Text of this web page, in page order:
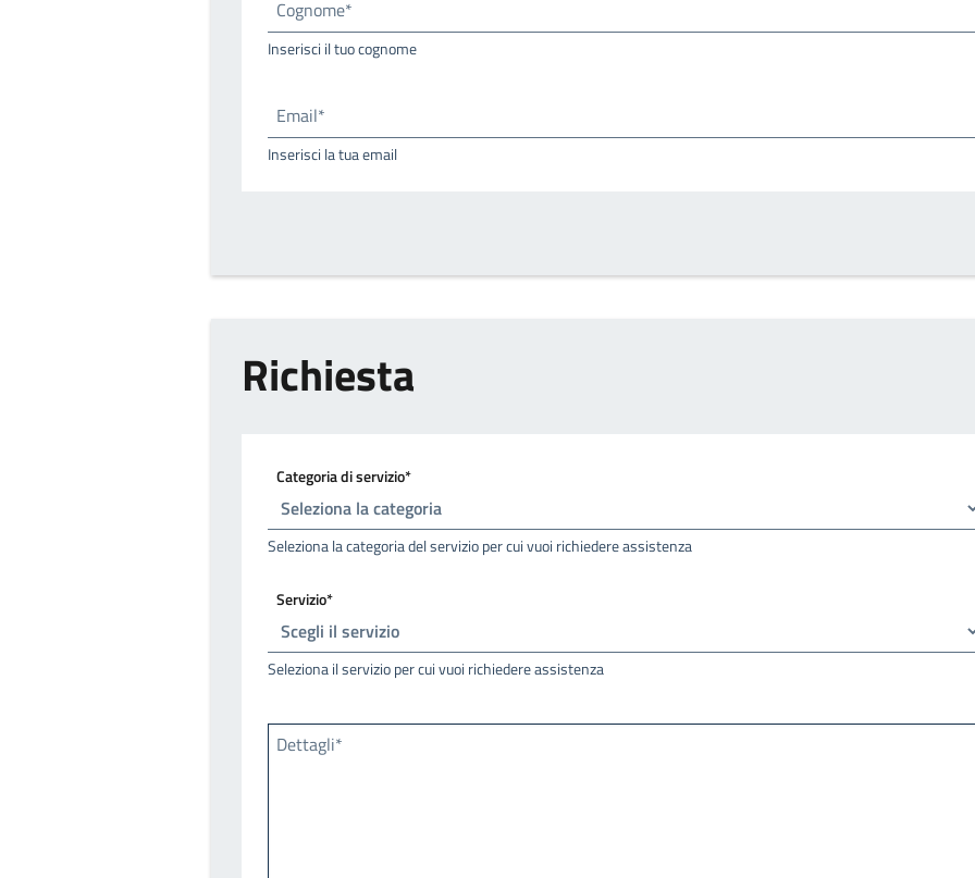
Cognome*
Inserisci il tuo cognome
Email*
Inserisci la tua email
Richiesta
Categoria di servizio*
Seleziona la categoria del servizio per cui vuoi richiedere assistenza
Servizio*
Seleziona il servizio per cui vuoi richiedere assistenza
Dettagli*